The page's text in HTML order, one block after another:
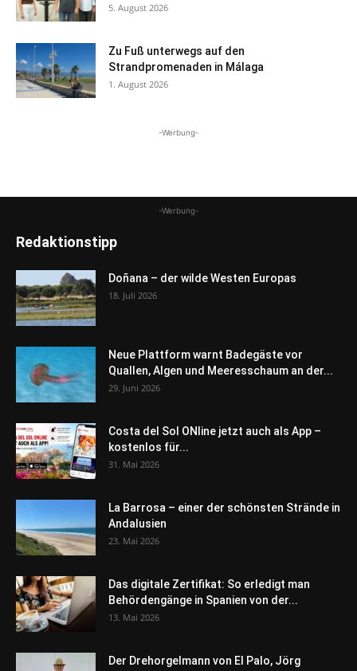
5. August 2026
Zu Fuß unterwegs auf den
Strandpromenaden in Málaga
1. August 2026
-Werbung-
-Werbung-
Redaktionstipp
Doñana – der wilde Westen Europas
18. Juli 2026
Neue Plattform warnt Badegäste vor
Quallen, Algen und Meeresschaum an der...
29. Juni 2026
Costa del Sol ONline jetzt auch als App –
kostenlos für...
31. Mai 2026
La Barrosa – einer der schönsten Strände in
Andalusien
23. Mai 2026
Das digitale Zertifikat: So erledigt man
Behördengänge in Spanien von der...
13. Mai 2026
Der Drehorgelmann von El Palo, Jörg